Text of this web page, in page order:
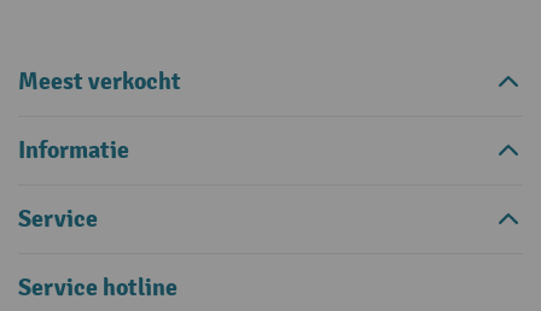
Meest verkocht
Informatie
Service
Service hotline